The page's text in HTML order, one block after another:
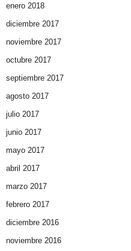
enero 2018
diciembre 2017
noviembre 2017
octubre 2017
septiembre 2017
agosto 2017
julio 2017
junio 2017
mayo 2017
abril 2017
marzo 2017
febrero 2017
diciembre 2016
noviembre 2016